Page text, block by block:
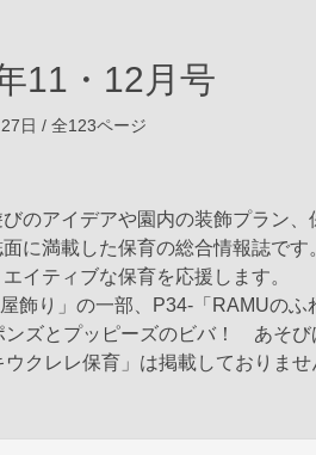
11・12月号
日 / 全123ページ
のアイデアや園内の装飾プラン、
に満載した保育の総合情報誌です
イティブな保育を応援します。
飾り」の一部、P34-「RAMUのふ
ンズとプッピーズのビバ！ あそび
クレレ保育」は掲載しておりませ